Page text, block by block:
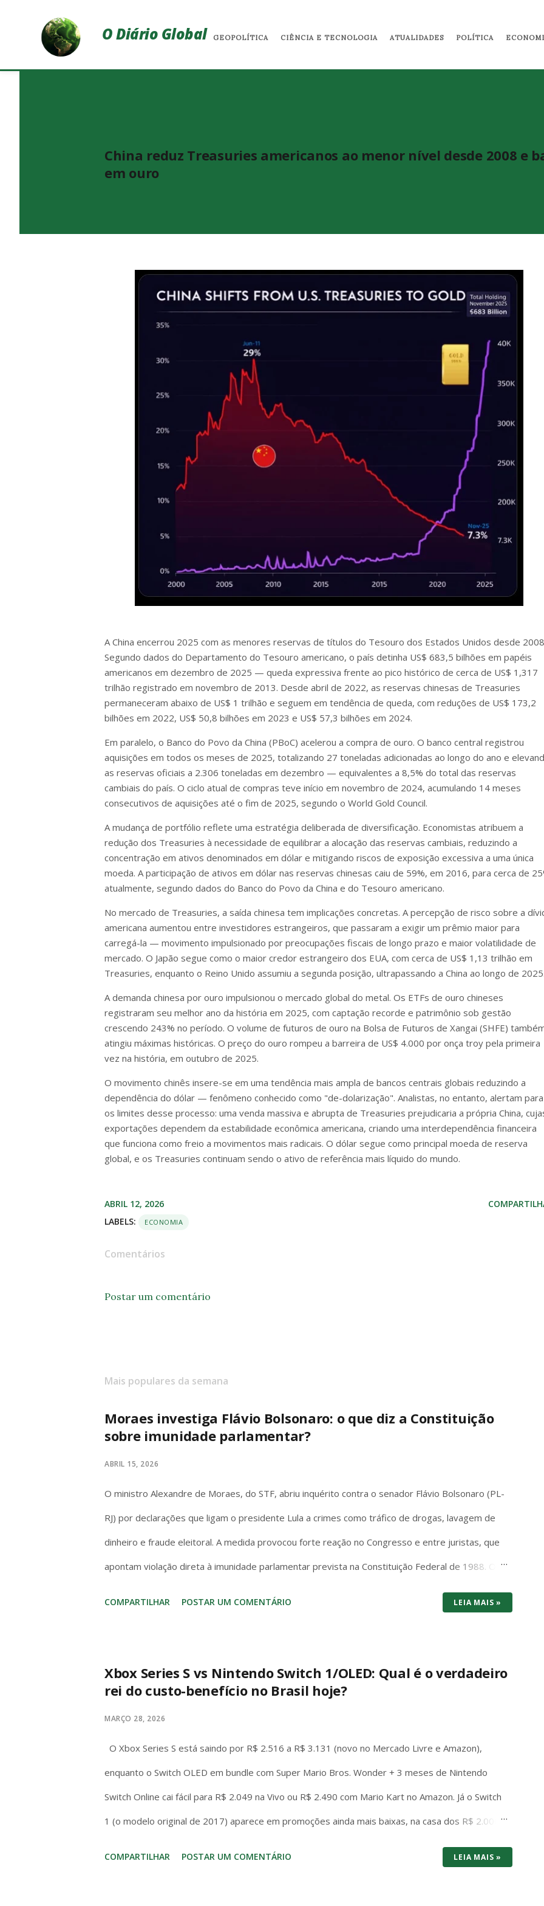
O Diário Global GEOPOLÍTICA CIÊNCIA E TECNOLOGIA ATUALIDADES POLÍTICA
China reduz Treasuries americanos ao menor nível desde 2008 e
em ouro
A China encerrou 2025 com as menores reservas de títulos do Tesouro dos Estados Unidos desde
Segundo dados do Departamento do Tesouro americano, o país detinha US$ 683,5 bilhões em papéis
americanos em dezembro de 2025 — queda expressiva frente ao pico histórico de cerca de US$ 1,317
trilhão registrado em novembro de 2013. Desde abril de 2022, as reservas chinesas de Treasuries
permaneceram abaixo de US$ 1 trilhão e seguem em tendência de queda, com reduções de US$ 173,2
bilhões em 2022, US$ 50,8 bilhões em 2023 e US$ 57,3 bilhões em 2024.
Em paralelo, o Banco do Povo da China (PBoC) acelerou a compra de ouro. O banco central registrou
aquisições em todos os meses de 2025, totalizando 27 toneladas adicionadas ao longo do ano e
as reservas oficiais a 2.306 toneladas em dezembro — equivalentes a 8,5% do total das reservas
cambiais do país. O ciclo atual de compras teve início em novembro de 2024, acumulando 14 meses
consecutivos de aquisições até o fim de 2025, segundo o World Gold Council.
A mudança de portfólio reflete uma estratégia deliberada de diversificação. Economistas atribuem a
redução dos Treasuries à necessidade de equilibrar a alocação das reservas cambiais, reduzindo a
concentração em ativos denominados em dólar e mitigando riscos de exposição excessiva a uma única
moeda. A participação de ativos em dólar nas reservas chinesas caiu de 59%, em 2016, para cerca de
atualmente, segundo dados do Banco do Povo da China e do Tesouro americano.
No mercado de Treasuries, a saída chinesa tem implicações concretas. A percepção de risco sobre a
americana aumentou entre investidores estrangeiros, que passaram a exigir um prêmio maior para
carregá-la — movimento impulsionado por preocupações fiscais de longo prazo e maior volatilidade de
mercado. O Japão segue como o maior credor estrangeiro dos EUA, com cerca de US$ 1,13 trilhão em
Treasuries, enquanto o Reino Unido assumiu a segunda posição, ultrapassando a China ao longo de
A demanda chinesa por ouro impulsionou o mercado global do metal. Os ETFs de ouro chineses
registraram seu melhor ano da história em 2025, com captação recorde e patrimônio sob gestão
crescendo 243% no período. O volume de futuros de ouro na Bolsa de Futuros de Xangai (SHFE)
atingiu máximas históricas. O preço do ouro rompeu a barreira de US$ 4.000 por onça troy pela primeira
vez na história, em outubro de 2025.
O movimento chinês insere-se em uma tendência mais ampla de bancos centrais globais reduzindo a
dependência do dólar — fenômeno conhecido como "de-dolarização". Analistas, no entanto, alertam para
os limites desse processo: uma venda massiva e abrupta de Treasuries prejudicaria a própria China,
exportações dependem da estabilidade econômica americana, criando uma interdependência financeira
que funciona como freio a movimentos mais radicais. O dólar segue como principal moeda de reserva
global, e os Treasuries continuam sendo o ativo de referência mais líquido do mundo.
ABRIL 12, 2026
LABELS:
ECONOMIA
Comentários
Postar um comentário
Mais populares da semana
Moraes investiga Flávio Bolsonaro: o que diz a Constituição
sobre imunidade parlamentar?
ABRIL 15, 2026
O ministro Alexandre de Moraes, do STF, abriu inquérito contra o senador Flávio Bolsonaro (PL-
RJ) por declarações que ligam o presidente Lula a crimes como tráfico de drogas, lavagem de
dinheiro e fraude eleitoral. A medida provocou forte reação no Congresso e entre juristas, que
apontam violação direta à imunidade parlamentar prevista na Constituição Federal de 1988. O
Artigo 53 da Constituição é claro e sem ambiguidades: “Os Deputados e Senadores são
invioláveis, civil e penalmente, por quaisquer de suas opiniões, palavras e votos”. A palavra
pessoal, mas garantia institucional do regime democrático. Ela permite que senadores e
COMPARTILHAR POSTAR UM COMENTÁRIO LEIA MAIS »
Xbox Series S vs Nintendo Switch 1/OLED: Qual é o verdadeiro
rei do custo-benefício no Brasil hoje?
MARÇO 28, 2026
O Xbox Series S está saindo por R$ 2.516 a R$ 3.131 (novo no Mercado Livre e Amazon),
enquanto o Switch OLED em bundle com Super Mario Bros. Wonder + 3 meses de Nintendo
Switch Online cai fácil para R$ 2.049 na Vivo ou R$ 2.490 com Mario Kart no Amazon. Já o Switch
1 (o modelo original de 2017) aparece em promoções ainda mais baixas, na casa dos R$ 2.000
com jogo incluso. No bolso brasileiro, os dois consoles brigam cabeça a cabeça no preço de
entrada – mas o Switch (1 ou OLED) costuma vencer por entregar bundle pronto pra jogar na
COMPARTILHAR POSTAR UM COMENTÁRIO LEIA MAIS »